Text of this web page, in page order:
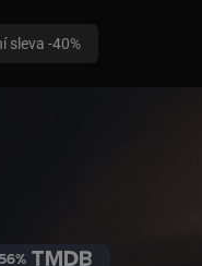
sleva -40%
56%